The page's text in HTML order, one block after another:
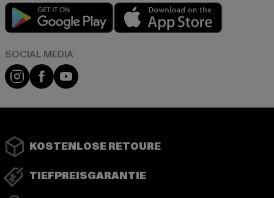
Play market
Instagram
FacebookYouTube
KOSTENLOSE RETOURE
TIEFPREISGARANTIE